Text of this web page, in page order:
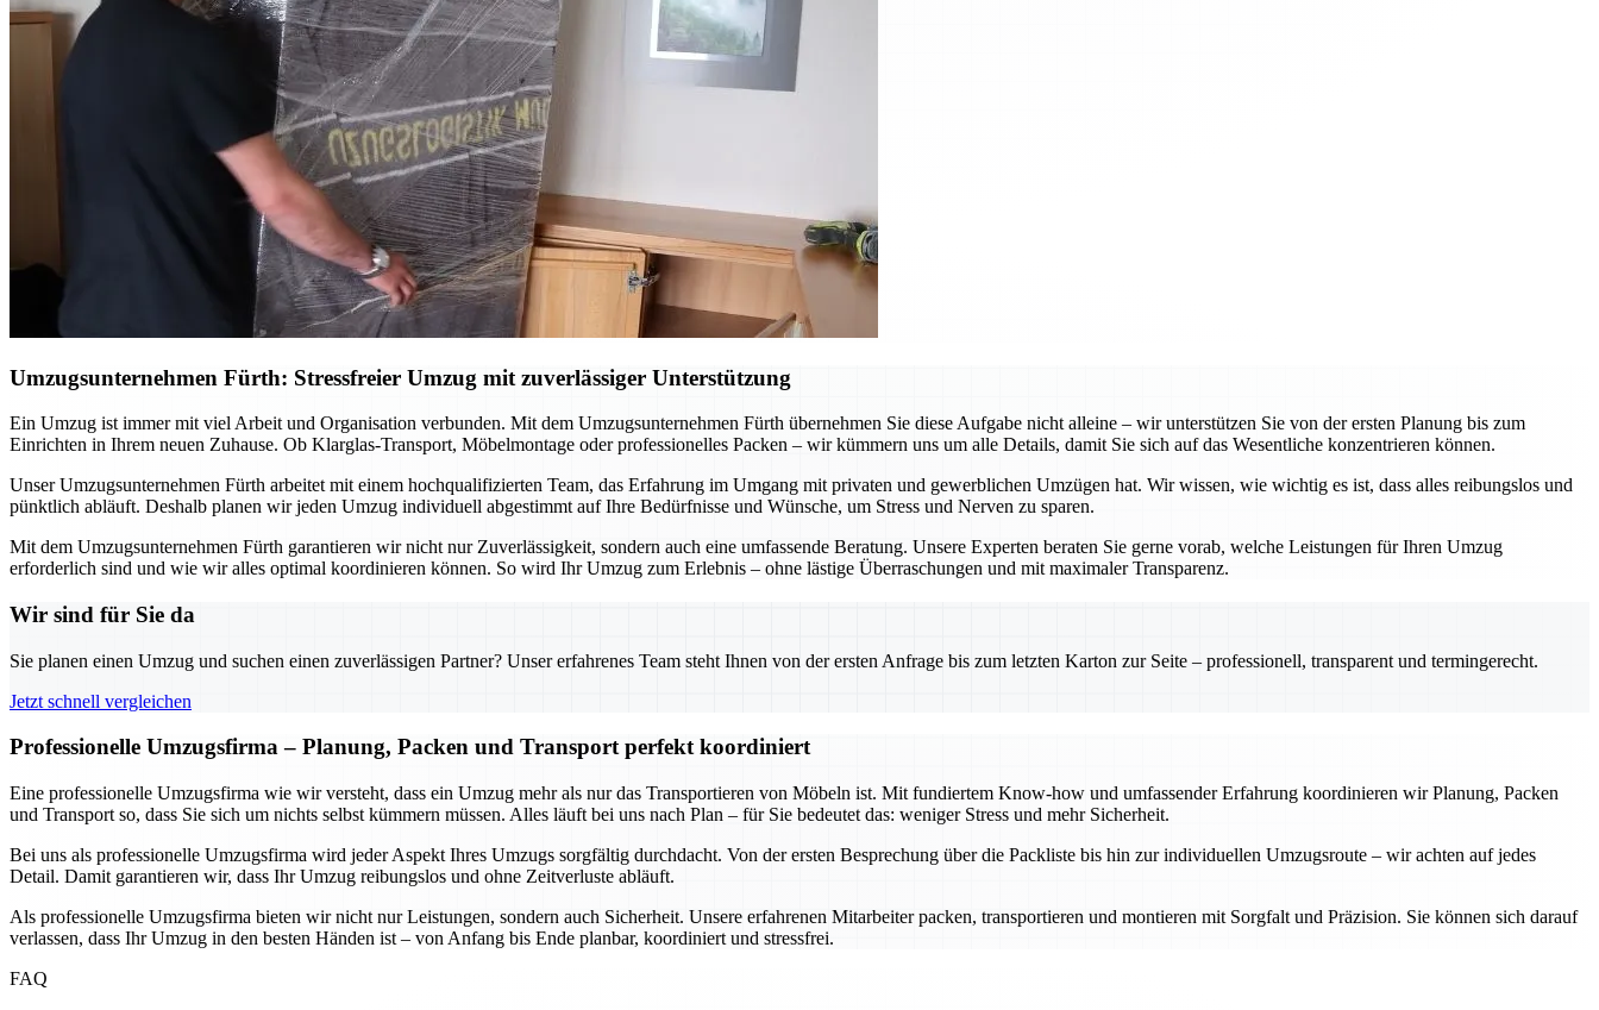
Umzugsunternehmen Fürth: Stressfreier Umzug mit zuverlässiger Unterstützung
Ein Umzug ist immer mit viel Arbeit und Organisation verbunden. Mit dem Umzugsunternehmen Fürth übernehmen Sie diese Aufgabe nicht alleine – wir unterstützen Sie von der ersten Planung bis zum
Einrichten in Ihrem neuen Zuhause. Ob Klarglas-Transport, Möbelmontage oder professionelles Packen – wir kümmern uns um alle Details, damit Sie sich auf das Wesentliche konzentrieren können.
Unser Umzugsunternehmen Fürth arbeitet mit einem hochqualifizierten Team, das Erfahrung im Umgang mit privaten und gewerblichen Umzügen hat. Wir wissen, wie wichtig es ist, dass alles reibungslos und
pünktlich abläuft. Deshalb planen wir jeden Umzug individuell abgestimmt auf Ihre Bedürfnisse und Wünsche, um Stress und Nerven zu sparen.
Mit dem Umzugsunternehmen Fürth garantieren wir nicht nur Zuverlässigkeit, sondern auch eine umfassende Beratung. Unsere Experten beraten Sie gerne vorab, welche Leistungen für Ihren Umzug
erforderlich sind und wie wir alles optimal koordinieren können. So wird Ihr Umzug zum Erlebnis – ohne lästige Überraschungen und mit maximaler Transparenz.
Wir sind für Sie da
Sie planen einen Umzug und suchen einen zuverlässigen Partner? Unser erfahrenes Team steht Ihnen von der ersten Anfrage bis zum letzten Karton zur Seite – professionell, transparent und termingerecht.
Jetzt schnell vergleichen
Professionelle Umzugsfirma – Planung, Packen und Transport perfekt koordiniert
Eine professionelle Umzugsfirma wie wir versteht, dass ein Umzug mehr als nur das Transportieren von Möbeln ist. Mit fundiertem Know-how und umfassender Erfahrung koordinieren wir Planung, Packen
und Transport so, dass Sie sich um nichts selbst kümmern müssen. Alles läuft bei uns nach Plan – für Sie bedeutet das: weniger Stress und mehr Sicherheit.
Bei uns als professionelle Umzugsfirma wird jeder Aspekt Ihres Umzugs sorgfältig durchdacht. Von der ersten Besprechung über die Packliste bis hin zur individuellen Umzugsroute – wir achten auf jedes
Detail. Damit garantieren wir, dass Ihr Umzug reibungslos und ohne Zeitverluste abläuft.
Als professionelle Umzugsfirma bieten wir nicht nur Leistungen, sondern auch Sicherheit. Unsere erfahrenen Mitarbeiter packen, transportieren und montieren mit Sorgfalt und Präzision. Sie können sich darauf
verlassen, dass Ihr Umzug in den besten Händen ist – von Anfang bis Ende planbar, koordiniert und stressfrei.
FAQ